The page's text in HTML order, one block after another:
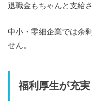
退職金もちゃんと支給
中小・零細企業では余
せん。
福利厚生が充